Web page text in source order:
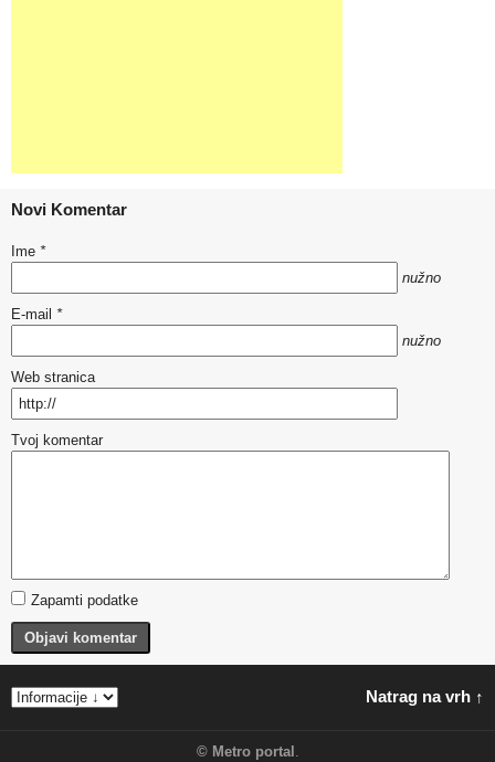
Novi Komentar
Ime *
nužno
E-mail *
nužno
Web stranica
Tvoj komentar
Zapamti podatke
Objavi komentar
Natrag na vrh ↑
© Metro portal .